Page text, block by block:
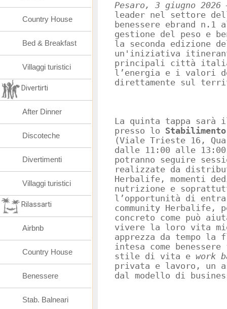
Pesaro, 3 giugno 2026
leader nel settore
benessere ebrand n.1
gestione del peso e
la seconda edizione
un'iniziativa
principali città
l’energia e i valori
direttamente sul
La quinta tappa sarà
presso lo Stabilimento
(Viale Trieste 16,
dalle 11:00 alle
potranno seguire
realizzate da
Herbalife, momenti
nutrizione e
l’opportunità di
community Herbalife,
concreto come può
vivere la loro vita
apprezza da tempo
intesa come
stile di vita e work
privata e lavoro, un
dal modello di
Country House
Bed & Breakfast
Villaggi turistici
Divertirti
After Dinner
Discoteche
Divertimenti
Villaggi turistici
Rilassarti
Airbnb
Country House
Benessere
Stab. Balneari